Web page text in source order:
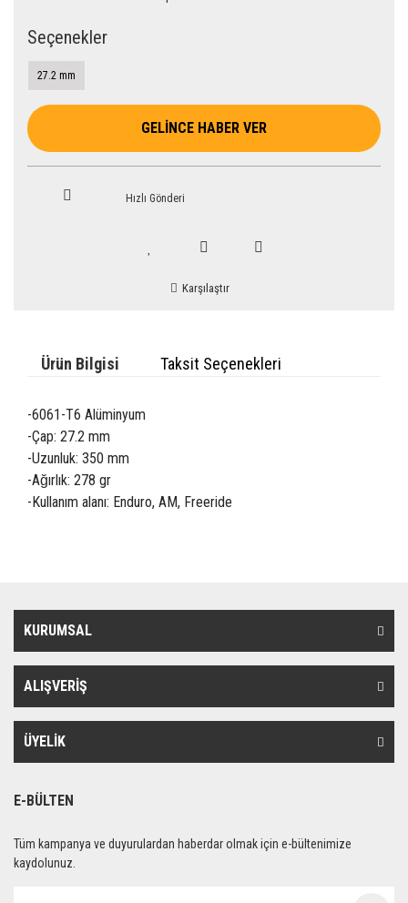
Seçenekler
27.2 mm
GELİNCE HABER VER
Hızlı Gönderi
Karşılaştır
Ürün Bilgisi Taksit Seçenekleri
-6061-T6 Alüminyum
-Çap: 27.2 mm
-Uzunluk: 350 mm
-Ağırlık: 278 gr
-Kullanım alanı: Enduro, AM, Freeride
KURUMSAL
ALIŞVERİŞ
ÜYELİK
E-BÜLTEN
Tüm kampanya ve duyurulardan haberdar olmak için e-bültenimize
kaydolunuz.